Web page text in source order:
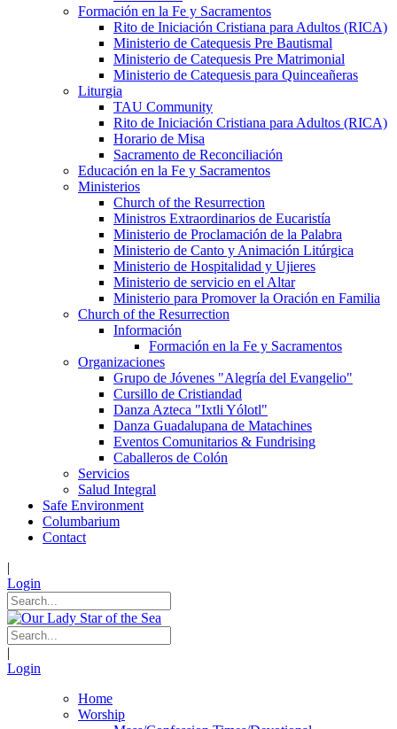
Formación en la Fe y Sacramentos
Rito de Iniciación Cristiana para Adultos (RICA)
Ministerio de Catequesis Pre Bautismal
Ministerio de Catequesis Pre Matrimonial
Ministerio de Catequesis para Quinceañeras
Liturgia
TAU Community
Rito de Iniciación Cristiana para Adultos (RICA)
Horario de Misa
Sacramento de Reconciliación
Educación en la Fe y Sacramentos
Ministerios
Church of the Resurrection
Ministros Extraordinarios de Eucaristía
Ministerio de Proclamación de la Palabra
Ministerio de Canto y Animación Litúrgica
Ministerio de Hospitalidad y Ujieres
Ministerio de servicio en el Altar
Ministerio para Promover la Oración en Familia
Church of the Resurrection
Información
Formación en la Fe y Sacramentos
Organizaciones
Grupo de Jóvenes "Alegría del Evangelio"
Cursillo de Cristiandad
Danza Azteca "Ixtli Yólotl"
Danza Guadalupana de Matachines
Eventos Comunitarios & Fundrising
Caballeros de Colón
Servicios
Salud Integral
Safe Environment
Columbarium
Contact
|
Login
|
Login
Home
Worship